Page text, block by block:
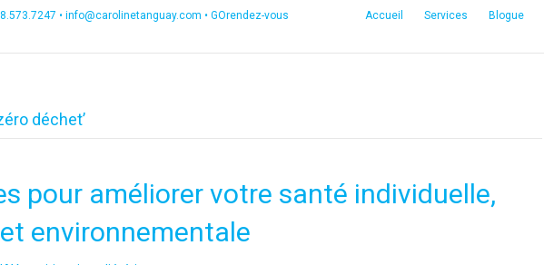
• info@carolinetanguay.com • GOrendez-vous Accueil Services Blogue
déchet’
pour améliorer votre santé individuelle,
environnementale